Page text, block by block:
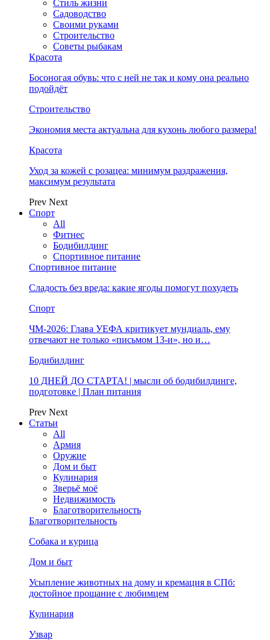
Стиль жизни
Садоводство
Своими руками
Строительство
Советы рыбакам
Красота
Босоногая обувь: что с ней не так и кому она реально
подойдёт
Строительство
Экономия места актуальна для кухонь любого размера!
Красота
Уход за кожей с розацеа: минимум раздражения,
максимум результата
Prev Next
Спорт
All
Фитнес
Бодибилдинг
Спортивное питание
Спортивное питание
Сладость без вреда: какие ягоды помогут похудеть
Спорт
ЧМ-2026: Глава УЕФА критикует мундиаль, ему
отвечают не только «письмом 13-и», но и…
Бодибилдинг
10 ДНЕЙ ДО СТАРТА! | мысли об бодибилдинге,
подготовке | План питания
Prev Next
Статьи
All
Армия
Оружие
Дом и быт
Кулинария
Зверьё моё
Недвижимость
Благотворительность
Благотворительность
Собака и курица
Дом и быт
Усыпление животных на дому и кремация в СПб:
достойное прощание с любимцем
Кулинария
Узвар